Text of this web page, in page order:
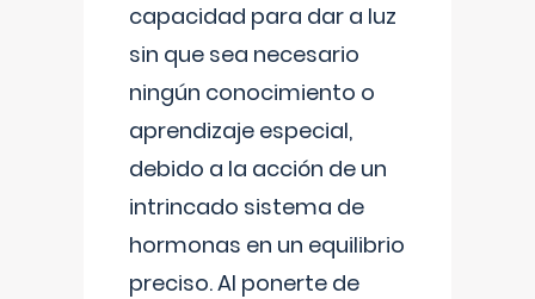
capacidad para dar a luz
sin que sea necesario
ningún conocimiento o
aprendizaje especial,
debido a la acción de un
intrincado sistema de
hormonas en un equilibrio
preciso. Al ponerte de